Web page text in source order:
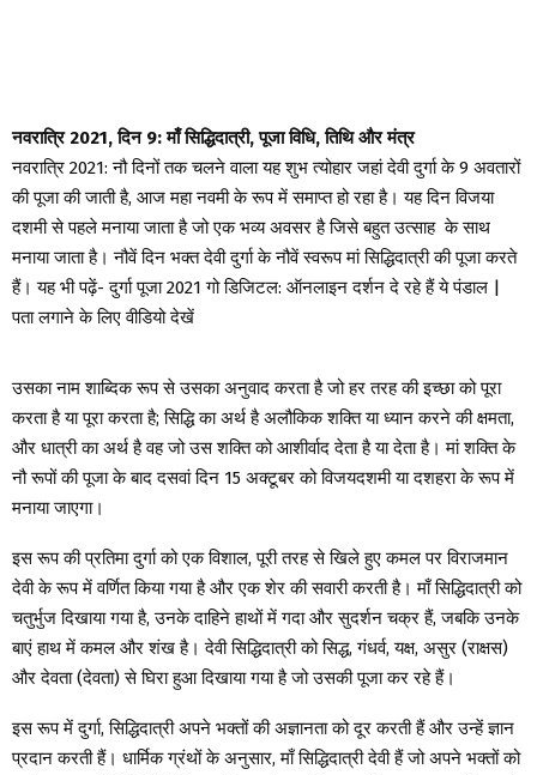
नवरात्रि 2021, दिन 9: माँ सिद्धिदात्री, पूजा विधि, तिथि और मंत्र
नवरात्रि 2021: नौ दिनों तक चलने वाला यह शुभ त्योहार जहां देवी दुर्गा के 9 अवतारों
की पूजा की जाती है, आज महा नवमी के रूप में समाप्त हो रहा है। यह दिन विजया
दशमी से पहले मनाया जाता है जो एक भव्य अवसर है जिसे बहुत उत्साह के साथ
मनाया जाता है। नौवें दिन भक्त देवी दुर्गा के नौवें स्वरूप मां सिद्धिदात्री की पूजा करते
हैं। यह भी पढ़ें- दुर्गा पूजा 2021 गो डिजिटल: ऑनलाइन दर्शन दे रहे हैं ये पंडाल |
पता लगाने के लिए वीडियो देखें
उसका नाम शाब्दिक रूप से उसका अनुवाद करता है जो हर तरह की इच्छा को पूरा
करता है या पूरा करता है; सिद्धि का अर्थ है अलौकिक शक्ति या ध्यान करने की क्षमता,
और धात्री का अर्थ है वह जो उस शक्ति को आशीर्वाद देता है या देता है। मां शक्ति के
नौ रूपों की पूजा के बाद दसवां दिन 15 अक्टूबर को विजयदशमी या दशहरा के रूप में
मनाया जाएगा।
इस रूप की प्रतिमा दुर्गा को एक विशाल, पूरी तरह से खिले हुए कमल पर विराजमान
देवी के रूप में वर्णित किया गया है और एक शेर की सवारी करती है। माँ सिद्धिदात्री को
चतुर्भुज दिखाया गया है, उनके दाहिने हाथों में गदा और सुदर्शन चक्र हैं, जबकि उनके
बाएं हाथ में कमल और शंख है। देवी सिद्धिदात्री को सिद्ध, गंधर्व, यक्ष, असुर (राक्षस)
और देवता (देवता) से घिरा हुआ दिखाया गया है जो उसकी पूजा कर रहे हैं।
इस रूप में दुर्गा, सिद्धिदात्री अपने भक्तों की अज्ञानता को दूर करती हैं और उन्हें ज्ञान
प्रदान करती हैं। धार्मिक ग्रंथों के अनुसार, माँ सिद्धिदात्री देवी हैं जो अपने भक्तों को